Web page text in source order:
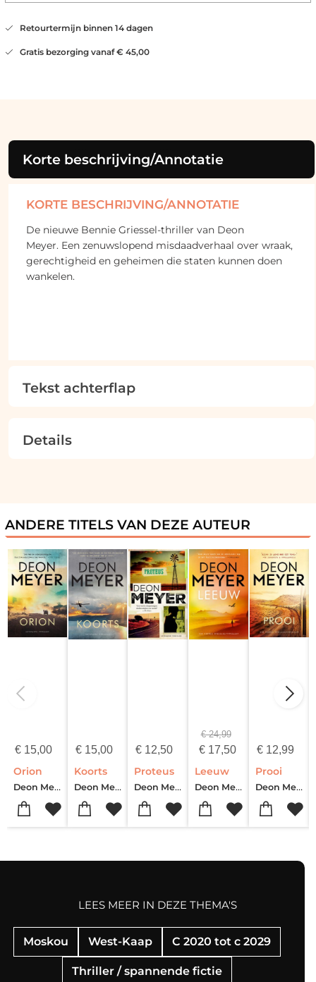
Retourtermijn binnen 14 dagen
Gratis bezorging vanaf € 45,00
Korte beschrijving/Annotatie
KORTE BESCHRIJVING/ANNOTATIE
De nieuwe Bennie Griessel-thriller van Deon
Meyer. Een zenuwslopend misdaadverhaal over wraak,
gerechtigheid en geheimen die staten kunnen doen
wankelen.
Tekst achterflap
Details
ANDERE TITELS VAN DEZE AUTEUR
€15,00
Orion
Deon Meyer
€15,00
Koorts
Deon Meyer
€ 12,50
Proteus
Deon Meyer
€24,99
€ 17,50
Leeuw
Deon Meyer
€12,99
Prooi
Deon Meyer
Moskou West-Kaap C 2020 tot c 2029
Thriller / spannende fictie
LEES MEER IN DEZE THEMA'S